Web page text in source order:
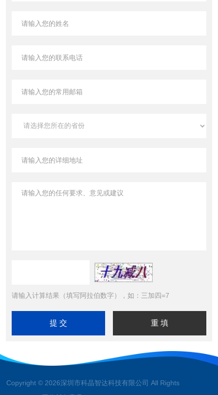
请输入计算结果（填写阿拉伯数字），如：三加四=7
Copyright © 2026深圳市科晶智达科技有限公司 All Rights